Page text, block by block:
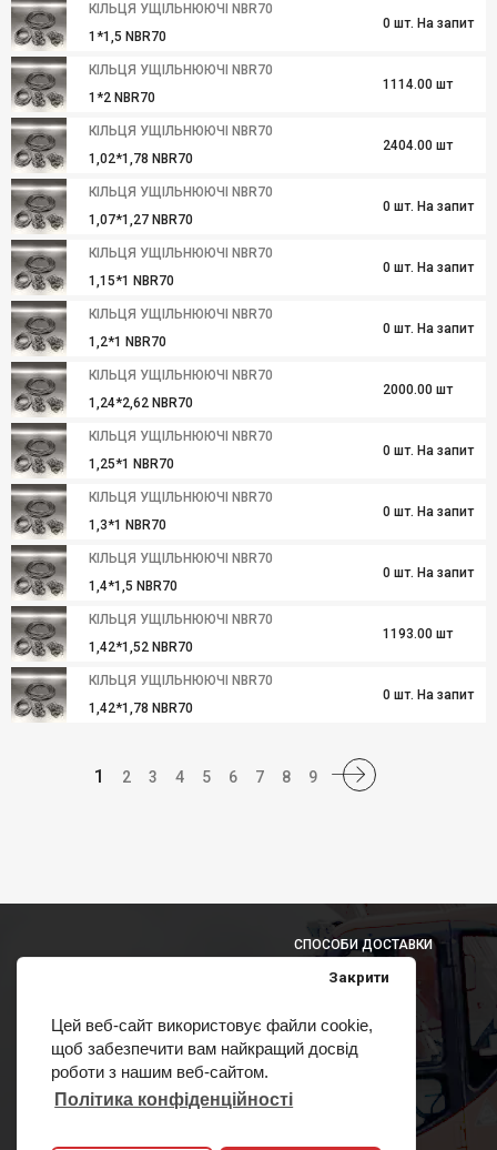
Цей веб-сайт використовує файли cookie,
щоб забезпечити вам найкращий досвід
роботи з нашим веб-сайтом.
Політика конфіденційності
Закрити
КІЛЬЦЯ УЩІЛЬНЮЮЧІ NBR70
1*1,5 NBR70
0 шт. На запит
КІЛЬЦЯ УЩІЛЬНЮЮЧІ NBR70
1*2 NBR70
1114.00 шт
КІЛЬЦЯ УЩІЛЬНЮЮЧІ NBR70
1,02*1,78 NBR70
2404.00 шт
КІЛЬЦЯ УЩІЛЬНЮЮЧІ NBR70
1,07*1,27 NBR70
0 шт. На запит
КІЛЬЦЯ УЩІЛЬНЮЮЧІ NBR70
1,15*1 NBR70
0 шт. На запит
КІЛЬЦЯ УЩІЛЬНЮЮЧІ NBR70
1,2*1 NBR70
0 шт. На запит
КІЛЬЦЯ УЩІЛЬНЮЮЧІ NBR70
1,24*2,62 NBR70
2000.00 шт
КІЛЬЦЯ УЩІЛЬНЮЮЧІ NBR70
1,25*1 NBR70
0 шт. На запит
КІЛЬЦЯ УЩІЛЬНЮЮЧІ NBR70
1,3*1 NBR70
0 шт. На запит
КІЛЬЦЯ УЩІЛЬНЮЮЧІ NBR70
1,4*1,5 NBR70
0 шт. На запит
КІЛЬЦЯ УЩІЛЬНЮЮЧІ NBR70
1,42*1,52 NBR70
1193.00 шт
КІЛЬЦЯ УЩІЛЬНЮЮЧІ NBR70
1,42*1,78 NBR70
0 шт. На запит
1 2 3 4 5 6 7 8 9
СПОСОБИ ДОСТАВКИ
СПОСОБИ ОПЛАТИ